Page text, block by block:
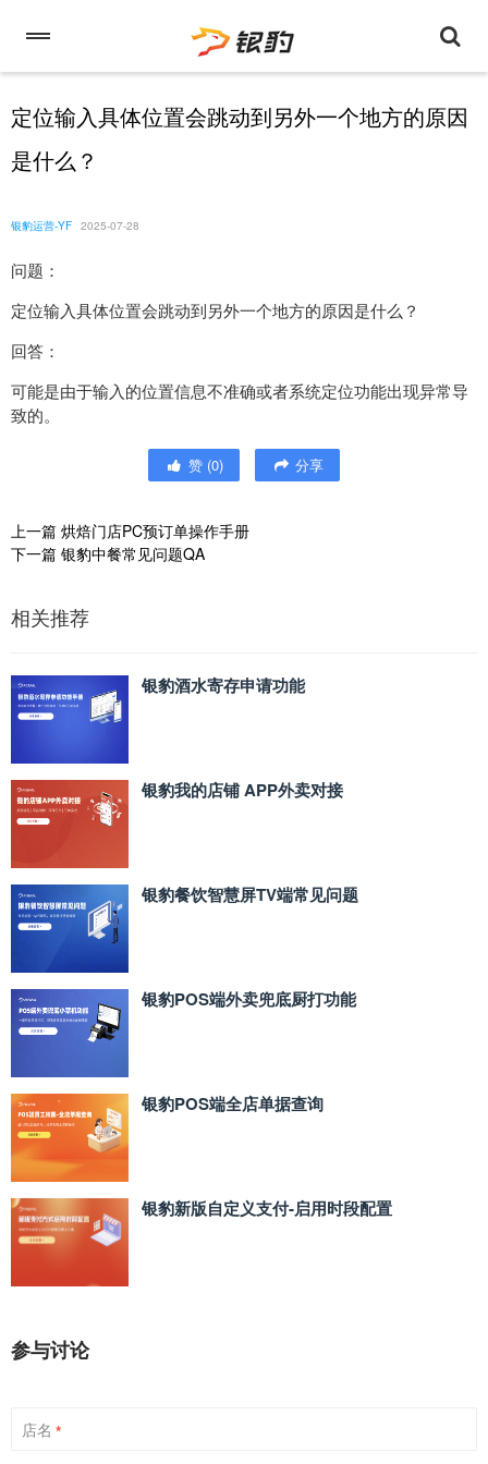
定位输入具体位置会跳动到另外一个地方的原因
是什么？
银豹运营-YF 2025-07-28
问题：
定位输入具体位置会跳动到另外一个地方的原因是什么？
回答：
可能是由于输入的位置信息不准确或者系统定位功能出现异常导
致的。
赞 (0) 分享
上一篇 烘焙门店PC预订单操作手册
下一篇 银豹中餐常见问题QA
相关推荐
银豹酒水寄存申请功能
银豹我的店铺 APP外卖对接
银豹餐饮智慧屏TV端常见问题
银豹POS端外卖兜底厨打功能
银豹POS端全店单据查询
银豹新版自定义支付‑启用时段配置
参与讨论
店名 *